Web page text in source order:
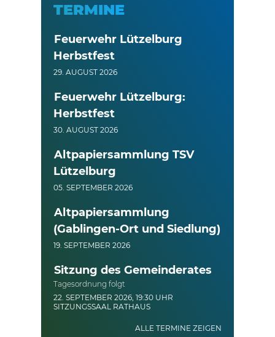
TERMINE
Feuerwehr Lützelburg
Herbstfest
29. AUGUST 2026
Feuerwehr Lützelburg:
Herbstfest
30. AUGUST 2026
Altpapiersammlung TSV
Lützelburg
05. SEPTEMBER 2026
Altpapiersammlung
(Gablingen-Ort und Siedlung)
19. SEPTEMBER 2026
Sitzung des Gemeinderates
Tagesordnung folgt
22. SEPTEMBER 2026, 19:30 UHR
SITZUNGSSAAL RATHAUS
ALLE TERMINE ZEIGEN